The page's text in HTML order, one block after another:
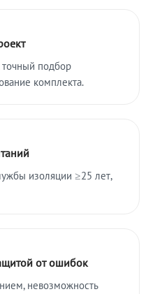
подбор
комплекта.
изоляции ≥25 лет,
от ошибок
невозможность